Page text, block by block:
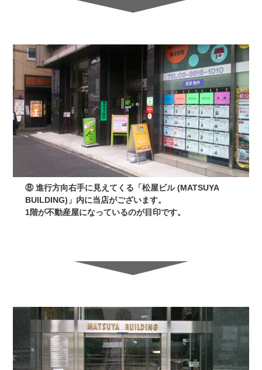
⑧ 進行方向右手に見えてくる「松屋ビル (MATSUYA
BUILDING)」内に当店がございます。
1階が不動産屋になっているのが目印です。